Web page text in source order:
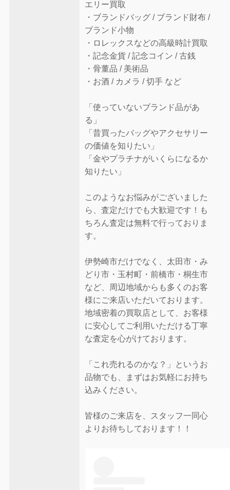
エリー買取
・ブランドバッグ / ブランド財布 /
ブランド小物
・ロレックスなどの高級時計買取
・記念金貨 / 記念コイン / 古銭
・骨董品 / 美術品
・お酒 / カメラ / 切手 など
「使っていないブランド品があ
る」
「昔買ったバッグやアクセサリー
の価値を知りたい」
「金やプラチナがいくらになるか
知りたい」
このようなお悩みがございました
ら、査定だけでも大歓迎です！も
ちろん査定は無料で行っておりま
す。
伊勢崎市だけでなく、太田市・み
どり市・玉村町・前橋市・桐生市
など、周辺地域からも多くのお客
様にご来店いただいております。
地域密着の買取店として、お客様
に安心してご利用いただける丁寧
な査定を心がけております。
「これ売れるのかな？」というお
品物でも、まずはお気軽にお持ち
込みください。
皆様のご来店を、スタッフ一同心
よりお待ちしております！！